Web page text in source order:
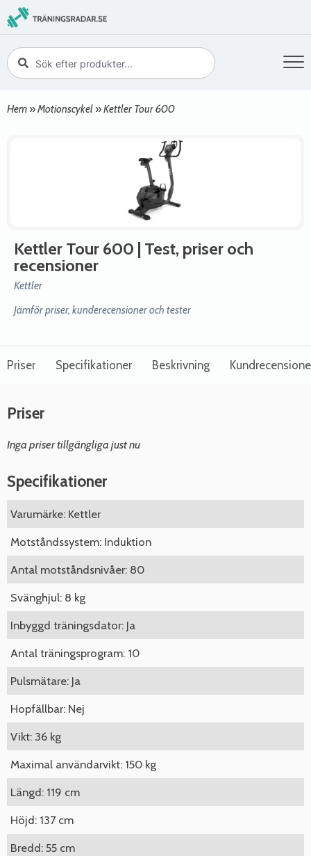
Hem »Motionscykel »Kettler Tour 600
Kettler Tour 600 | Test, priser och
recensioner
Kettler
Jämför priser, kunderecensioner och tester
Priser Specifikationer Beskrivning
Priser
Inga priser tillgängliga just nu
Specifikationer
Varumärke: Kettler
Motståndssystem: Induktion
Antal motståndsnivåer: 80
Svänghjul: 8 kg
Inbyggd träningsdator: Ja
Antal träningsprogram: 10
Pulsmätare: Ja
Hopfällbar: Nej
Vikt: 36 kg
Maximal användarvikt: 150 kg
Längd: 119 cm
Höjd: 137 cm
Bredd: 55 cm